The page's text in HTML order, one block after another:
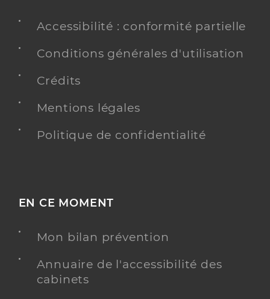
Accessibilité : conformité partielle
Conditions générales d'utilisation
Crédits
Mentions légales
Politique de confidentialité
EN CE MOMENT
Mon bilan prévention
Annuaire de l'accessibilité des
cabinets